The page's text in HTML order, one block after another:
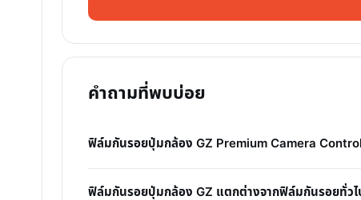
คำถามที่พบบ่อย
ฟิล์มกันรอยปุ่มกล้อง GZ Premium Camera Control
ฟิล์มกันรอยปุ่มกล้อง GZ แตกต่างจากฟิล์มกันรอยทั่วไ